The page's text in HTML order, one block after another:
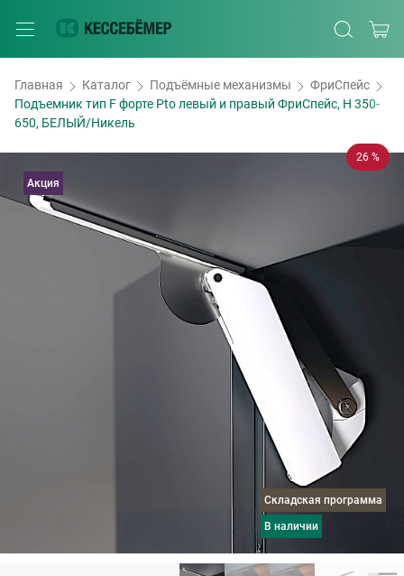
Главная Каталог Подъёмные механизмы
ФриСпейс
Подъемник тип F форте Pto левый и правый ФриСпейс, H 350-
650, БЕЛЫЙ/Никель
26 %
Складская программа
в наличии
Акция